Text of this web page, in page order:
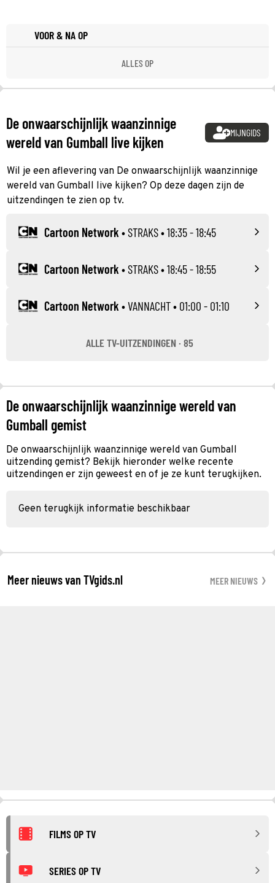
VOOR & NA OP
ALLES OP
De onwaarschijnlijk waanzinnige
wereld van Gumball live kijken
MIJNGIDS
Wil je een aflevering van De onwaarschijnlijk waanzinnige
wereld van Gumball live kijken? Op deze dagen zijn de
uitzendingen te zien op tv.
Cartoon Network •STRAKS• 18:35 - 18:45
Cartoon Network •STRAKS• 18:45 - 18:55
Cartoon Network •VANNACHT• 01:00 - 01:10
ALLE TV-UITZENDINGEN · 85
De onwaarschijnlijk waanzinnige wereld van
Gumball gemist
De onwaarschijnlijk waanzinnige wereld van Gumball
uitzending gemist? Bekijk hieronder welke recente
uitzendingen er zijn geweest en of je ze kunt terugkijken.
Geen terugkijk informatie beschikbaar
Meer nieuws van TVgids.nl MEER NIEUWS
FILMS OP TV
SERIES OP TV